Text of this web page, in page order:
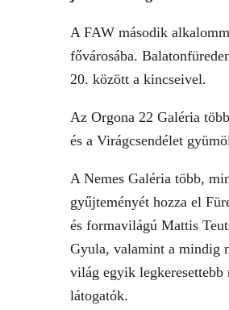
A FAW második
fővárosába.
20. között a kincseivel.
Az Orgona 22 Galéria
és a Virágcsendélet
A Nemes Galéria több,
gyűjteményét hozza el
és formavilágú Mattis
Gyula, valamint a mindig
világ egyik legkeresettebb
látogatók.